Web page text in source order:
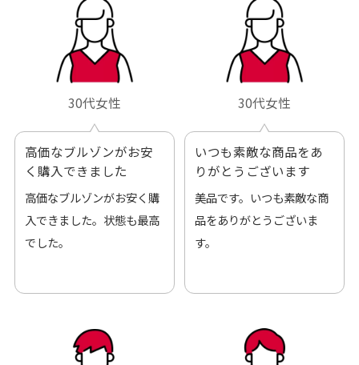
30代女性
高価なブルゾンがお安
く購入できました
高価なブルゾンがお安く購
入できました。状態も最高
でした。
30代女性
いつも素敵な商品をあ
りがとうございます
美品です。いつも素敵な商
品をありがとうございま
す。